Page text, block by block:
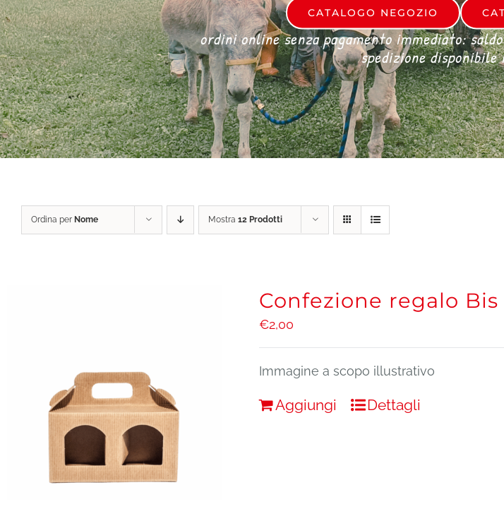
CATALOGO NEGOZIO
ordini online senza pagamento immediato:
spedizione
Ordina per Nome Mostra 12 Prodotti
Confezione regalo
€2,00
Immagine a scopo illustrativo
Aggiungi Dettagli